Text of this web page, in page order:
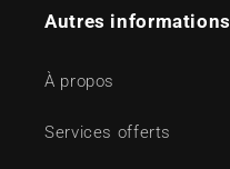
Autres informations
À propos
Services offerts